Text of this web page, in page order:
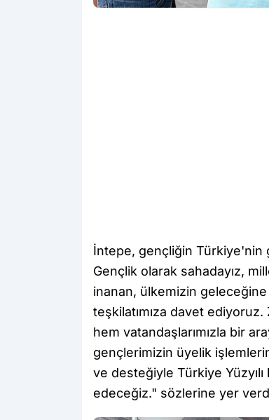
İntepe, gençliğin Türkiye'nin
Gençlik olarak sahadayız,
inanan, ülkemizin
teşkilatımıza davet
hem vatandaşlarımızla bir
gençlerimizin üyelik
ve desteğiyle Türkiye
edeceğiz." sözlerine yer